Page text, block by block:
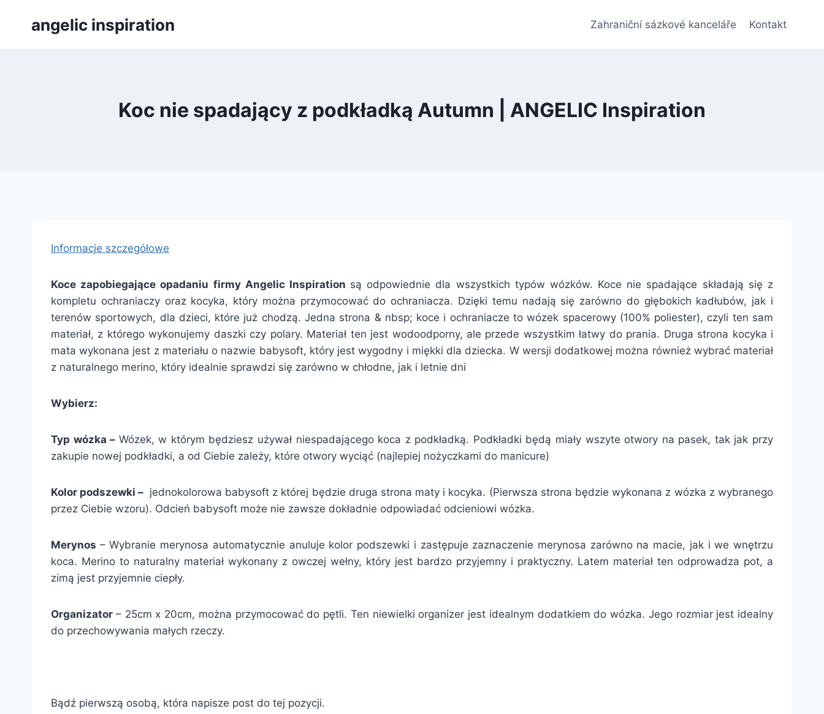
angelic inspiration Zahraniční sázkové kanceláře Kontakt
Koc nie spadający z podkładką Autumn | ANGELIC Inspiration
Informacje szczegółowe
Koce zapobiegające opadaniu firmy Angelic Inspiration są odpowiednie dla wszystkich typów wózków. Koce nie spadające składają się z
kompletu ochraniaczy oraz kocyka, który można przymocować do ochraniacza. Dzięki temu nadają się zarówno do głębokich kadłubów, jak i
terenów sportowych, dla dzieci, które już chodzą. Jedna strona & nbsp; koce i ochraniacze to wózek spacerowy (100% poliester), czyli ten sam
materiał, z którego wykonujemy daszki czy polary. Materiał ten jest wodoodporny, ale przede wszystkim łatwy do prania. Druga strona kocyka i
mata wykonana jest z materiału o nazwie babysoft, który jest wygodny i miękki dla dziecka. W wersji dodatkowej można również wybrać materiał
z naturalnego merino, który idealnie sprawdzi się zarówno w chłodne, jak i letnie dni
Wybierz:
Typ wózka – Wózek, w którym będziesz używał niespadającego koca z podkładką. Podkładki będą miały wszyte otwory na pasek, tak jak przy
zakupie nowej podkładki, a od Ciebie zależy, które otwory wyciąć (najlepiej nożyczkami do manicure)
Kolor podszewki – jednokolorowa babysoft z której będzie druga strona maty i kocyka. (Pierwsza strona będzie wykonana z wózka z wybranego
przez Ciebie wzoru). Odcień babysoft może nie zawsze dokładnie odpowiadać odcieniowi wózka.
Merynos – Wybranie merynosa automatycznie anuluje kolor podszewki i zastępuje zaznaczenie merynosa zarówno na macie, jak i we wnętrzu
koca. Merino to naturalny materiał wykonany z owczej wełny, który jest bardzo przyjemny i praktyczny. Latem materiał ten odprowadza pot, a
zimą jest przyjemnie ciepły.
Organizator – 25cm x 20cm, można przymocować do pętli. Ten niewielki organizer jest idealnym dodatkiem do wózka. Jego rozmiar jest idealny
do przechowywania małych rzeczy.
Bądź pierwszą osobą, która napisze post do tej pozycji.